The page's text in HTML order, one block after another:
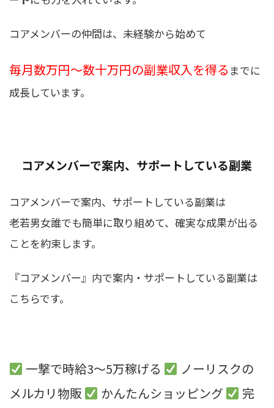
コアメンバーの仲間は、未経験から始めて
毎月数万円〜数十万円の副業収入を得る までに
成長しています。
コアメンバーで案内、サポートしている副業
コアメンバーで案内、サポートしている副業は
老若男女誰でも簡単に取り組めて、確実な成果が出る
ことを約束します。
『コアメンバー』内で案内・サポートしている副業は
こちらです。
一撃で時給3〜5万稼げる
ノーリスクの
メルカリ物販
かんたんショッピング
完